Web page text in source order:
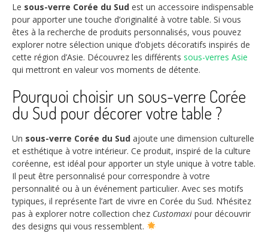
Le sous-verre Corée du Sud est un accessoire indispensable
pour apporter une touche d’originalité à votre table. Si vous
êtes à la recherche de produits personnalisés, vous pouvez
explorer notre sélection unique d’objets décoratifs inspirés de
cette région d’Asie. Découvrez les différents sous-verres Asie
qui mettront en valeur vos moments de détente.
Pourquoi choisir un sous-verre Corée
du Sud pour décorer votre table ?
Un sous-verre Corée du Sud ajoute une dimension culturelle
et esthétique à votre intérieur. Ce produit, inspiré de la culture
coréenne, est idéal pour apporter un style unique à votre table.
Il peut être personnalisé pour correspondre à votre
personnalité ou à un événement particulier. Avec ses motifs
typiques, il représente l’art de vivre en Corée du Sud. N’hésitez
pas à explorer notre collection chez Customaxi pour découvrir
des designs qui vous ressemblent.